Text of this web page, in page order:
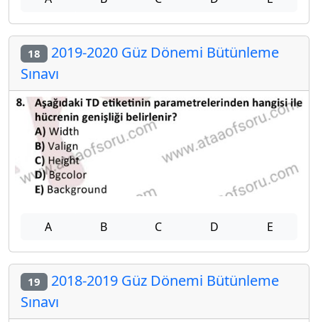
18 2019-2020 Güz Dönemi Bütünleme
Sınavı
A B C D E
19 2018-2019 Güz Dönemi Bütünleme
Sınavı